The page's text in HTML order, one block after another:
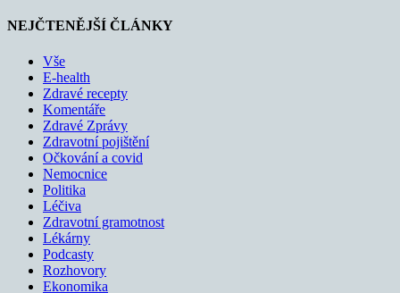
NEJČTENĚJŠÍ ČLÁNKY
Vše
E-health
Zdravé recepty
Komentáře
Zdravé Zprávy
Zdravotní pojištění
Očkování a covid
Nemocnice
Politika
Léčiva
Zdravotní gramotnost
Lékárny
Podcasty
Rozhovory
Ekonomika